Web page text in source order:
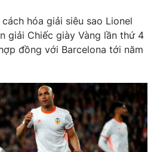
931 - 024.38 355 932
897 897
hóa giải siêu sao Lionel
giải Chiếc giày Vàng lần thứ 4
đồng với Barcelona tới năm